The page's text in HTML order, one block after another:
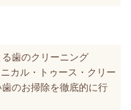
歯のクリーニング
カル・トゥース・クリー
のお掃除を徹底的に行